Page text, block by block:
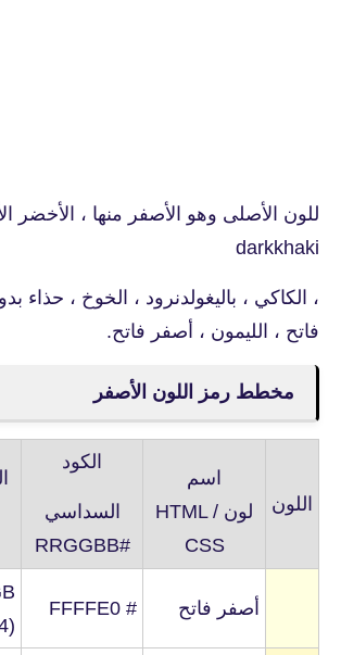
للون الأصلى وهو الأصفر منها ، الأخضر
darkkhaki
، الكاكي ، باليغولدنرود ، الخوخ ، حذاء
فاتح ، الليمون ، أصفر فاتح.
مخطط رمز اللون الأصفر
اللون
اسم
لون HTML /
CSS
الكود
السداسي
#RRGGBB
أصفر فاتح # FFFFE0